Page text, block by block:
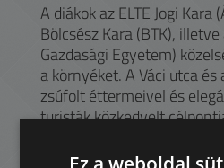
A diákok az ELTE Jogi Kara
Bölcsész Kara (BTK),
Gazdasági Egyetem)
a környéket. A Váci utca
zsúfolt éttermeivel és
turisták közkedvelt
kerületet szegélyező